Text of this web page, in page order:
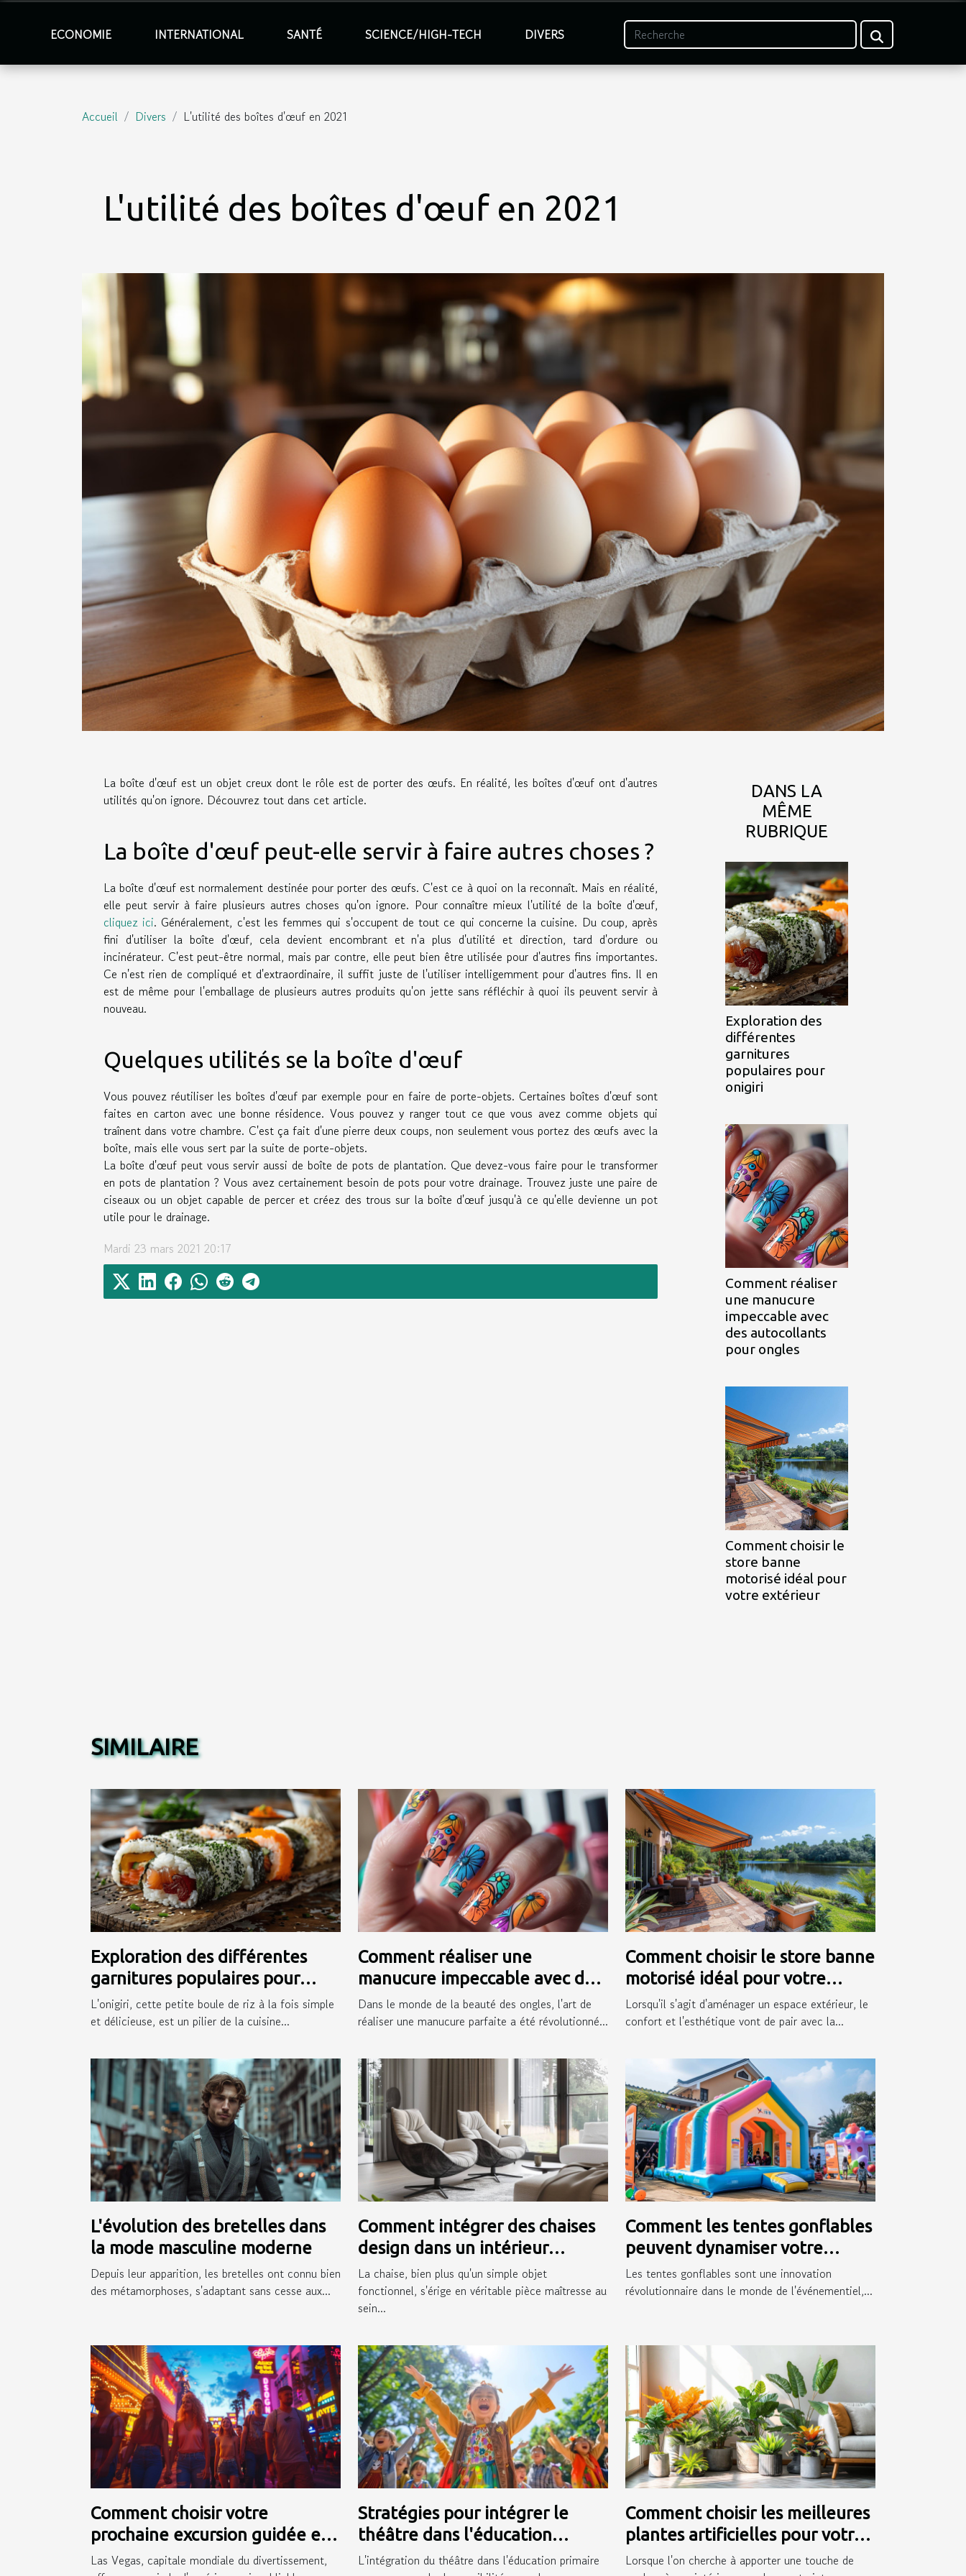
ECONOMIE INTERNATIONAL SANTÉ SCIENCE/HIGH-TECH DIVERS
Accueil Divers L'utilité des boîtes d'œuf en 2021
L'utilité des boîtes d'œuf en 2021
La boîte d'œuf est un objet creux dont le rôle est de porter des œufs. En réalité, les boîtes d'œuf ont d'autres
utilités qu'on ignore. Découvrez tout dans cet article.
La boîte d'œuf peut-elle servir à faire autres choses ?
La boîte d'œuf est normalement destinée pour porter des œufs. C'est ce à quoi on la reconnaît. Mais en réalité,
elle peut servir à faire plusieurs autres choses qu'on ignore. Pour connaître mieux l'utilité de la boîte d'œuf,
cliquez ici. Généralement, c'est les femmes qui s'occupent de tout ce qui concerne la cuisine. Du coup, après
fini d'utiliser la boîte d'œuf, cela devient encombrant et n'a plus d'utilité et direction, tard d'ordure ou
incinérateur. C'est peut-être normal, mais par contre, elle peut bien être utilisée pour d'autres fins importantes.
Ce n'est rien de compliqué et d'extraordinaire, il suffit juste de l'utiliser intelligemment pour d'autres fins. Il en
est de même pour l'emballage de plusieurs autres produits qu'on jette sans réfléchir à quoi ils peuvent servir à
nouveau.
Quelques utilités se la boîte d'œuf
Vous pouvez réutiliser les boîtes d'œuf par exemple pour en faire de porte-objets. Certaines boîtes d'œuf sont
faites en carton avec une bonne résidence. Vous pouvez y ranger tout ce que vous avez comme objets qui
traînent dans votre chambre. C'est ça fait d'une pierre deux coups, non seulement vous portez des œufs avec la
boîte, mais elle vous sert par la suite de porte-objets.
La boîte d'œuf peut vous servir aussi de boîte de pots de plantation. Que devez-vous faire pour le transformer
en pots de plantation ? Vous avez certainement besoin de pots pour votre drainage. Trouvez juste une paire de
ciseaux ou un objet capable de percer et créez des trous sur la boîte d'œuf jusqu'à ce qu'elle devienne un pot
utile pour le drainage.
Mardi 23 mars 2021 20:17
DANS LA
MÊME
RUBRIQUE
Exploration des
différentes
garnitures
populaires pour
onigiri
Comment réaliser
une manucure
impeccable avec
des autocollants
pour ongles
Comment choisir le
store banne
motorisé idéal pour
votre extérieur
SIMILAIRE
Exploration des différentes
garnitures populaires pour
onigiri
L'onigiri, cette petite boule de riz à la fois simple
et délicieuse, est un pilier de la cuisine...
Comment réaliser une
manucure impeccable avec des
autocollants pour ongles
Dans le monde de la beauté des ongles, l'art de
réaliser une manucure parfaite a été révolutionné...
Comment choisir le store banne
motorisé idéal pour votre
extérieur
Lorsqu'il s'agit d'aménager un espace extérieur, le
confort et l'esthétique vont de pair avec la...
L'évolution des bretelles dans
la mode masculine moderne
Depuis leur apparition, les bretelles ont connu bien
des métamorphoses, s'adaptant sans cesse aux...
Comment intégrer des chaises
design dans un intérieur
moderne
La chaise, bien plus qu'un simple objet
fonctionnel, s'érige en véritable pièce maîtresse au
sein...
Comment les tentes gonflables
peuvent dynamiser votre
présence événementielle
Les tentes gonflables sont une innovation
révolutionnaire dans le monde de l'événementiel,...
Comment choisir votre
prochaine excursion guidée en
français à Las Vegas
Las Vegas, capitale mondiale du divertissement,
Stratégies pour intégrer le
théâtre dans l'éducation
primaire et ses bénéfices
L'intégration du théâtre dans l'éducation primaire
Comment choisir les meilleures
plantes artificielles pour votre
intérieur
Lorsque l'on cherche à apporter une touche de